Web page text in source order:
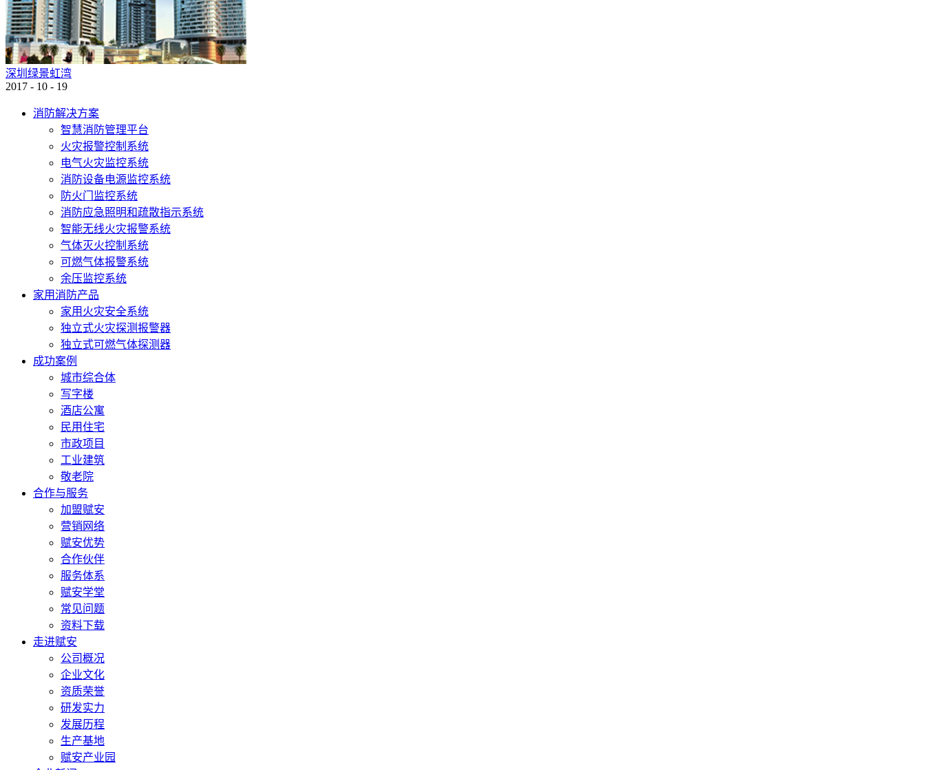
深圳绿景虹湾
2017 - 10 - 19
消防解决方案
智慧消防管理平台
火灾报警控制系统
电气火灾监控系统
消防设备电源监控系统
防火门监控系统
消防应急照明和疏散指示系统
智能无线火灾报警系统
气体灭火控制系统
可燃气体报警系统
余压监控系统
家用消防产品
家用火灾安全系统
独立式火灾探测报警器
独立式可燃气体探测器
成功案例
城市综合体
写字楼
酒店公寓
民用住宅
市政项目
工业建筑
敬老院
合作与服务
加盟赋安
营销网络
赋安优势
合作伙伴
服务体系
赋安学堂
常见问题
资料下载
走进赋安
公司概况
企业文化
资质荣誉
研发实力
发展历程
生产基地
赋安产业园